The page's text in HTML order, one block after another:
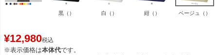
黒（） 白（） 紺（） ベージュ（）
¥12,980税込
※表示価格は本体代です。